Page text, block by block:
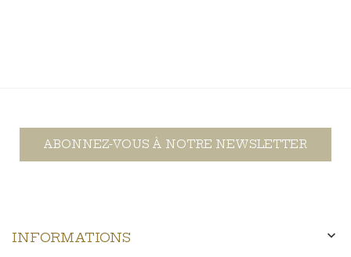
ABONNEZ-VOUS À NOTRE NEWSLETTER
INFORMATIONS 